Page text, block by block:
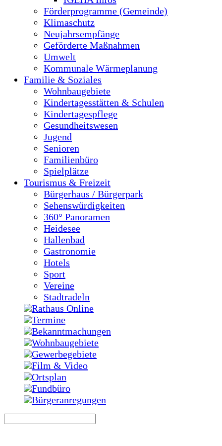
Förderprogramme (Gemeinde)
Klimaschutz
Neujahrsempfänge
Geförderte Maßnahmen
Umwelt
Kommunale Wärmeplanung
Familie & Soziales
Wohnbaugebiete
Kindertagesstätten & Schulen
Kindertagespflege
Gesundheitswesen
Jugend
Senioren
Familienbüro
Spielplätze
Tourismus & Freizeit
Bürgerhaus / Bürgerpark
Sehenswürdigkeiten
360° Panoramen
Heidesee
Hallenbad
Gastronomie
Hotels
Sport
Vereine
Stadtradeln
Rathaus Online
Termine
Bekanntmachungen
Wohnbaugebiete
Gewerbegebiete
Film & Video
Ortsplan
Fundbüro
Bürgeranregungen